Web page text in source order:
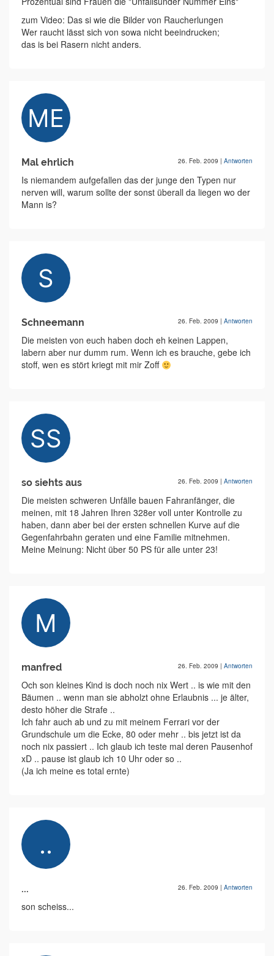
zum Video: Das si wie die Bilder von Raucherlungen
Wer raucht lässt sich von sowa nicht beeindrucken;
das is bei Rasern nicht anders.
Mal ehrlich 26. Feb. 2009 | Antworten
Is niemandem aufgefallen das der junge den Typen nur
nerven will, warum sollte der sonst überall da liegen wo der
Mann is?
Schneemann 26. Feb. 2009 | Antworten
Die meisten von euch haben doch eh keinen Lappen,
labern aber nur dumm rum. Wenn ich es brauche, gebe ich
stoff, wen es stört kriegt mit mir Zoff
so siehts aus 26. Feb. 2009 | Antworten
Die meisten schweren Unfälle bauen Fahranfänger, die
meinen, mit 18 Jahren Ihren 328er voll unter Kontrolle zu
haben, dann aber bei der ersten schnellen Kurve auf die
Gegenfahrbahn geraten und eine Familie mitnehmen.
Meine Meinung: Nicht über 50 PS für alle unter 23!
manfred 26. Feb. 2009 | Antworten
Och son kleines Kind is doch noch nix Wert .. is wie mit den
Bäumen .. wenn man sie abholzt ohne Erlaubnis ... je älter,
desto höher die Strafe ..
Ich fahr auch ab und zu mit meinem Ferrari vor der
Grundschule um die Ecke, 80 oder mehr .. bis jetzt ist da
noch nix passiert .. Ich glaub ich teste mal deren Pausenhof
xD .. pause ist glaub ich 10 Uhr oder so ..
(Ja ich meine es total ernte)
... 26. Feb. 2009 | Antworten
son scheiss...